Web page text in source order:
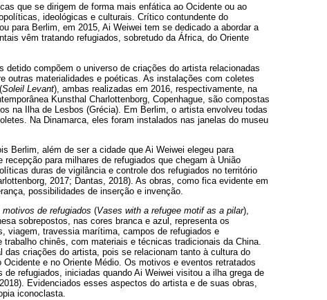
que se dirigem de forma mais enfática ao Ocidente ou ao
ideológicas e culturais. Crítico contundente do
para Berlim, em 2015, Ai Weiwei tem se dedicado a abordar a
vêm tratando refugiados, sobretudo da África, do Oriente
compõem o universo de criações do artista relacionadas
outras materialidades e poéticas. As instalações com coletes
(Soleil Levant), ambas realizadas em 2016, respectivamente, na
Kunsthal Charlottenborg, Copenhague, são compostas
na Ilha de Lesbos (Grécia). Em Berlim, o artista envolveu todas
Na Dinamarca, eles foram instalados nas janelas do museu
Berlim, além de ser a cidade que Ai Weiwei elegeu para
para milhares de refugiados que chegam à União
duras de vigilância e controle dos refugiados no território
2017; Dantas, 2018). As obras, como fica evidente em
possibilidades de inserção e invenção.
de refugiados (Vases with a refugee motif as a pilar),
sobrepostos, nas cores branca e azul, representa os
viagem, travessia marítima, campos de refugiados e
chinês, com materiais e técnicas tradicionais da China.
criações do artista, pois se relacionam tanto à cultura do
e no Oriente Médio. Os motivos e eventos retratados
refugiados, iniciadas quando Ai Weiwei visitou a ilha grega de
Evidenciados esses aspectos do artista e de suas obras,
iconoclasta.